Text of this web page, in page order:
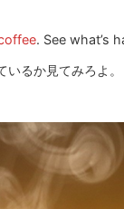
. See what’s
るか見てみろよ。